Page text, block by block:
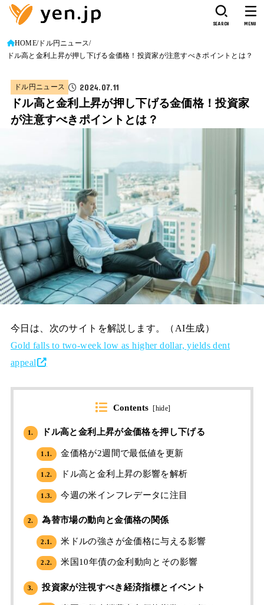
SEARCH MENU
HOME ドル円ニュース
ドル高と金利上昇が押し下げる金価格！投資家が注意すべきポイントとは？
ドル円ニュース 2024.07.11
ドル高と金利上昇が押し下げる金価格！投資家
が注意すべきポイントとは？
今日は、次のサイトを解説します。（AI生成）
Gold falls to two-week low as higher dollar, yields dent
appeal
Contents [hide]
1. ドル高と金利上昇が金価格を押し下げる
1.1. 金価格が2週間で最低値を更新
1.2. ドル高と金利上昇の影響を解析
1.3. 今週の米インフレデータに注目
2. 為替市場の動向と金価格の関係
2.1. 米ドルの強さが金価格に与える影響
2.2. 米国10年債の金利動向とその影響
3. 投資家が注視すべき経済指標とイベント